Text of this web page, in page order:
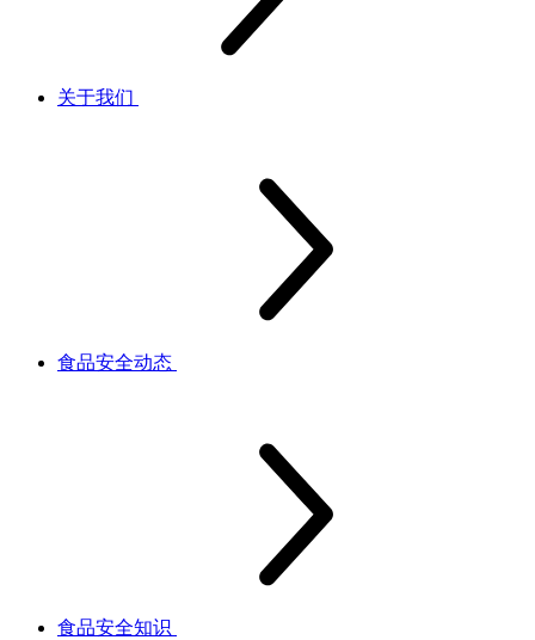
关于我们
食品安全动态
食品安全知识